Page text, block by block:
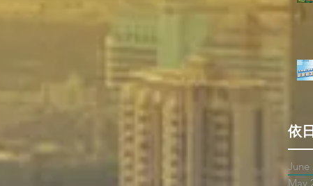
依
June
May